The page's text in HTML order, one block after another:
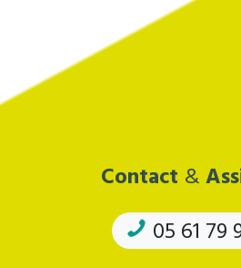
Contact &
05 61 79